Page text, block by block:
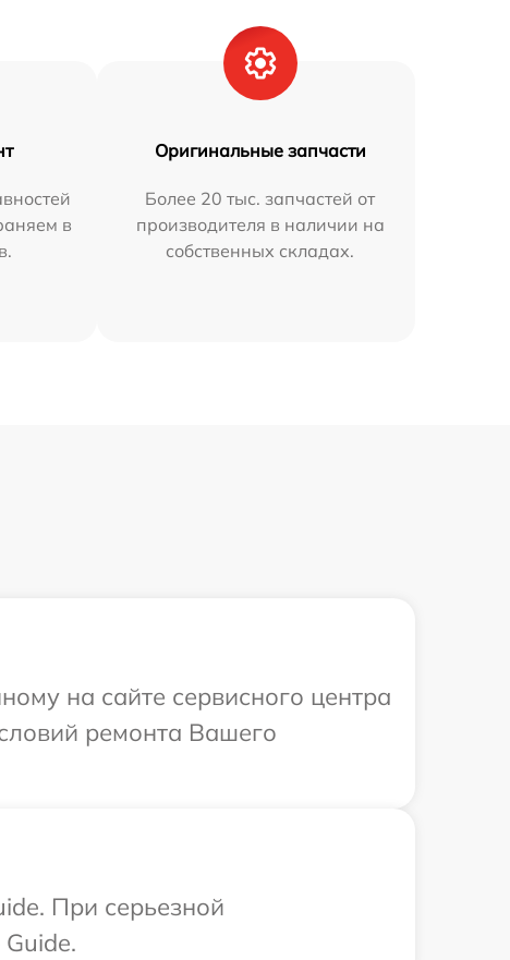
в
Оригинальные запчасти
Более 20 тыс. запчастей от
производителя в наличии на
собственных складах.
на сайте сервисного центра
ремонта Вашего
При серьезной